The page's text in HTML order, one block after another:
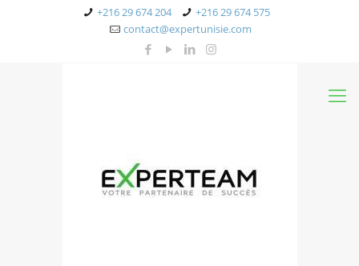
+216 29 674 204
+216 29 674 575
contact@expertunisie.com